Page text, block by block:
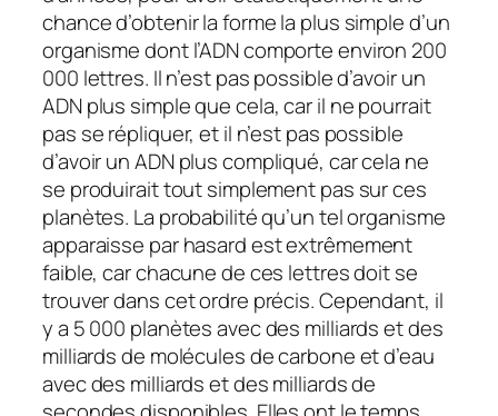
chance d’obtenir la forme la plus simple d’un
organisme dont l’ADN comporte environ 200
000 lettres. Il n’est pas possible d’avoir un
ADN plus simple que cela, car il ne pourrait
pas se répliquer, et il n’est pas possible
d’avoir un ADN plus compliqué, car cela ne
se produirait tout simplement pas sur ces
planètes. La probabilité qu’un tel organisme
apparaisse par hasard est extrêmement
faible, car chacune de ces lettres doit se
trouver dans cet ordre précis. Cependant, il
y a 5 000 planètes avec des milliards et des
milliards de molécules de carbone et d’eau
avec des milliards et des milliards de